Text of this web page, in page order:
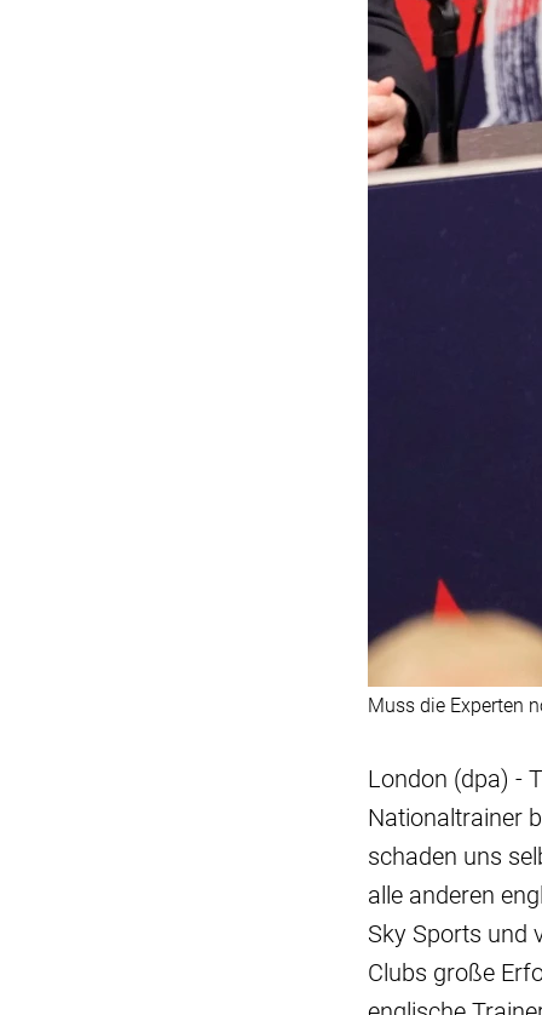
Muss die Experten
London (dpa) -
Nationaltrainer
schaden uns
alle anderen
Sky Sports und
Clubs große